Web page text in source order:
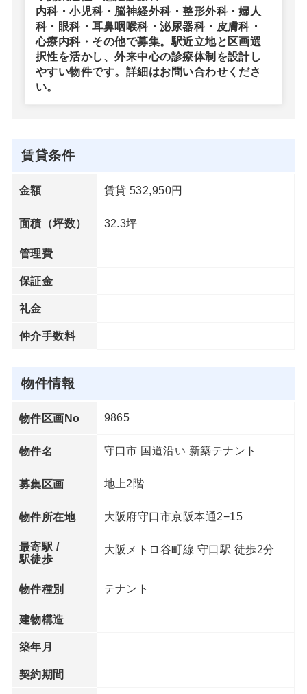
内科・小児科・脳神経外科・整形外科・婦人
科・眼科・耳鼻咽喉科・泌尿器科・皮膚科・
心療内科・その他で募集。駅近立地と区画選
択性を活かし、外来中心の診療体制を設計し
やすい物件です。詳細はお問い合わせくださ
い。
賃貸条件
金額 賃貸 532,950円
面積（坪数） 32.3坪
管理費
保証金
礼金
仲介手数料
物件情報
物件区画No 9865
物件名 守口市 国道沿い 新築テナント
募集区画 地上2階
物件所在地 大阪府守口市京阪本通2−15
最寄駅 /
駅徒歩
大阪メトロ谷町線 守口駅 徒歩2分
物件種別 テナント
建物構造
築年月
契約期間